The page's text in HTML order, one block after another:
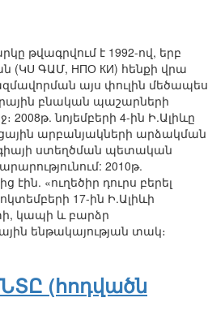
թվագրվում է 1992-ով, երբ
ԳԱՄ, НПО КИ) հենքի վրա
այս փուլին մեծապես
բնական պաշարների
նոյեմբերի 4-ին Ի.Ալիևը
արբանյակների արձակման
ստեղծման պետական
2010թ.
«ուղեծիր դուրս բերել
17-ին Ի.Ալիևի
կապի և բարձր
ենթակայության տակ։
(հոդվածն